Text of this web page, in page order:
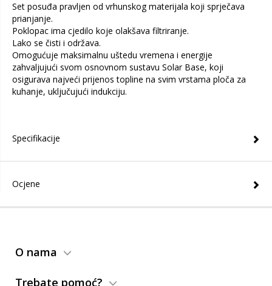
Set posuđa pravljen od vrhunskog materijala koji sprječava
prianjanje.
Poklopac ima cjedilo koje olakšava filtriranje.
Lako se čisti i održava.
Omogućuje maksimalnu uštedu vremena i energije
zahvaljujući svom osnovnom sustavu Solar Base, koji
osigurava najveći prijenos topline na svim vrstama ploča za
kuhanje, uključujući indukciju.
Specifikacije
Ocjene
O nama
Trebate pomoć?